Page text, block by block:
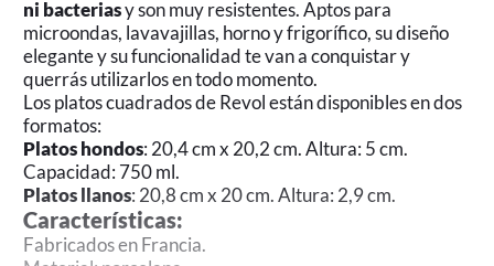
ni bacteriasy son muy resistentes. Aptos para
microondas, lavavajillas, horno y frigorífico, su diseño
elegante y su funcionalidad te van a conquistar y
querrás utilizarlos en todo momento.
Los platos cuadrados de Revol están disponibles en dos
formatos:
Platos hondos: 20,4 cm x 20,2 cm. Altura: 5 cm.
Capacidad: 750 ml.
Platos llanos: 20,8 cm x 20 cm. Altura: 2,9 cm.
Características:
Fabricados en Francia.